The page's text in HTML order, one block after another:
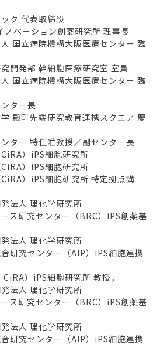
代表取締役
ーション創薬研究所 理事長
立病院機構大阪医療センター 臨
幹細胞医療研究室 室員
立病院機構大阪医療センター 臨
ー長
先端研究教育連携スクエア 慶
任准教授／副センター長
）iPS細胞研究所
）iPS細胞研究所
）iPS細胞研究所 特定拠点講
理化学研究所
ンター（BRC）iPS創薬基
理化学研究所
ンター（AIP）iPS細胞連携
）iPS細胞研究所 教授，
理化学研究所
ンター（BRC）iPS創薬基
理化学研究所
ンター（AIP）iPS細胞連携